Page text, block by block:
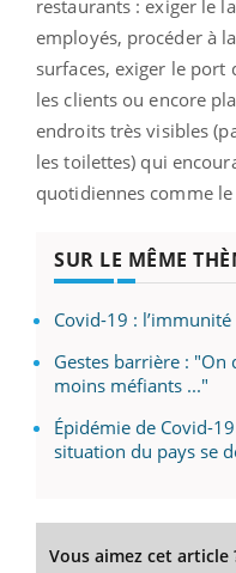
restaurants : exiger le
employés, procéder à
surfaces, exiger le port
les clients ou encore
endroits très visibles
les toilettes) qui
quotidiennes comme
SUR LE MÊME
Covid-19 :
Gestes barrière :
moins méfiants ..."
Épidémie de Covid-
situation du pays se
Vous aimez cet article